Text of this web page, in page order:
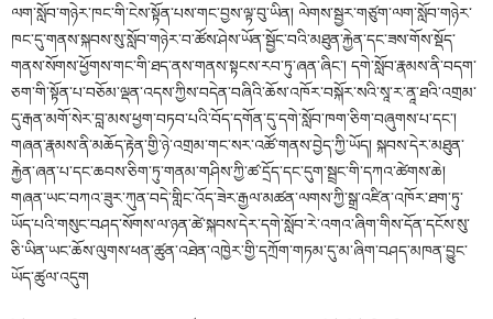
ལག་སློབ་གཉེར་ཁང་གི་ངེས་སྟོན་པས་གང་བྱས་ལྟ་བུ་ཡིན། ལེགས་སྦྱར་གཙུག་ལག་སློབ་གཉེར་
ཁང་དུ་གནས་སྐབས་སུ་སློབ་གཉེར་བ་ཚོས་ཤེས་ཡོན་སྦྱོང་བའི་མཐུན་རྐྱེན་དང་ཟས་གོས་སྡོད་
གནས་སོགས་ཕྱོགས་གང་གི་ཐད་ནས་གནས་སྟངས་རབ་ཏུ་ཞན་ཞིང་། དགེ་སློབ་རྣམས་ནི་བདག་
ཅག་གི་སྟོན་པ་བཅོམ་ལྡན་འདས་ཀྱིས་བདེན་བཞིའི་ཆོས་འཁོར་བསྐོར་སའི་སཱ་ར་ནཱ་ཐའི་འགྲམ་
དུ་རྒན་མགོ་སེར་བླ་མས་ཕྱག་བཏབ་པའི་བོད་དགོན་དུ་དགེ་སློབ་ཁག་ཅིག་བཞུགས་པ་དང་།
གཞན་རྣམས་ནི་མཆོད་རྟེན་གྱི་ཉེ་འགྲམ་གང་སར་འཚོ་གནས་བྱེད་ཀྱི་ཡོད། སྐབས་དེར་མཐུན་
རྐྱེན་ཞན་པ་དང་ཆབས་ཅིག་ཏུ་གནམ་གཤིས་ཀྱི་ཚ་དྲོད་དང་དུག་སྦྲང་གི་དཀའ་ཚེགས་ཆེ།
གཞན་ཡང་བཀའ་ཟུར་ཀུན་བདེ་གླིང་འོད་ཟེར་རྒྱལ་མཚན་ལགས་ཀྱི་སྒྲ་འཛིན་འཁོར་ཐག་ཏུ་
ཡོད་པའི་གསུང་བཤད་སོགས་ལ་ཉན་ཚེ་སྐབས་དེར་དགེ་སློབ་རེ་འགའ་ཞིག་གིས་དོན་དངོས་སུ་
ཅི་ཡིན་ཡང་ཆོས་ལུགས་ཕན་ཚུན་འཐེན་འཁྱེར་གྱི་དཀྲོག་གཏམ་དུ་མ་ཞིག་བཤད་མཁན་བྱུང་
ཡོད་ཚུལ་འདུག